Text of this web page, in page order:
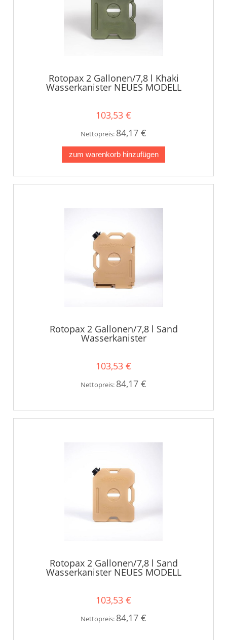
Rotopax 2 Gallonen/7,8 l Khaki
Wasserkanister NEUES MODELL
103,53 €
Nettopreis: 84,17 €
zum warenkorb hinzufügen
Rotopax 2 Gallonen/7,8 l Sand
Wasserkanister
103,53 €
Nettopreis: 84,17 €
Rotopax 2 Gallonen/7,8 l Sand
Wasserkanister NEUES MODELL
103,53 €
Nettopreis: 84,17 €